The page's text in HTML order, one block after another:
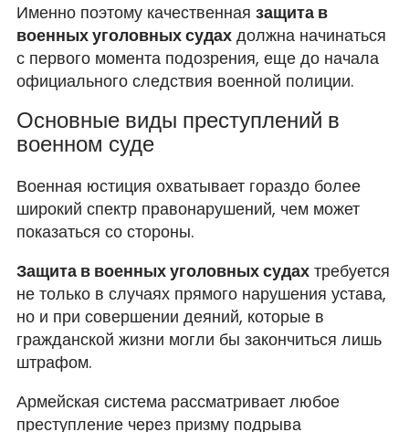
Именно поэтому качественная защита в
военных уголовных судахдолжна начинаться
с первого момента подозрения, еще до начала
официального следствия военной полиции.
Основные виды преступлений в
военном суде
Военная юстиция охватывает гораздо более
широкий спектр правонарушений, чем может
показаться со стороны.
Защита в военных уголовных судахтребуется
не только в случаях прямого нарушения устава,
но и при совершении деяний, которые в
гражданской жизни могли бы закончиться лишь
штрафом.
Армейская система рассматривает любое
преступление через призму подрыва